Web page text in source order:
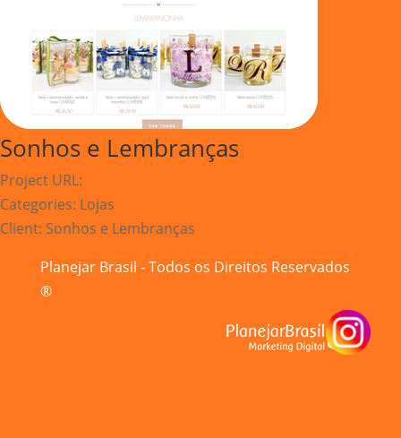
Sonhos e Lembranças
Project URL:
Categories: Lojas
Client: Sonhos e Lembranças
Planejar Brasil - Todos os Direitos Reservados
®